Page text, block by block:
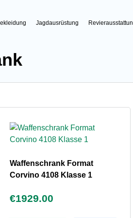
Jagdausrüstung
Waffenschrank Format
Corvino 4108 Klasse 1
€1929.00